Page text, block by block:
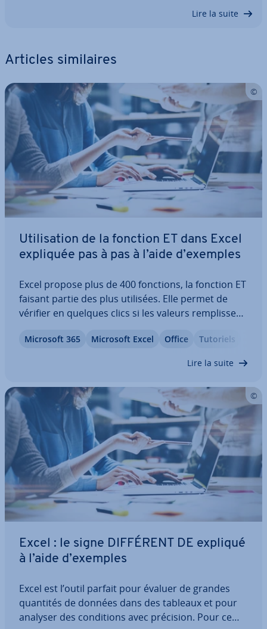
Lire la suite
Articles si­mi­laires
Uti­li­sa­tion de la fonction ET dans Excel
expliquée pas à pas à l’aide d’exemples
Excel propose plus de 400 fonctions, la fonction ET
faisant partie des plus utilisées. Elle permet de
vérifier en quelques clics si les valeurs rem­plis­sent
découvrez comment utiliser pas à pas la fonction
Microsoft 365 Microsoft Excel Office Tutoriels
Lire la suite
Excel : le signe DIFFÉRENT DE expliqué
à l’aide d’exemples
Excel est l’outil parfait pour évaluer de grandes
quantités de données dans des tableaux et pour
analyser des con­di­tions avec précision. Pour ce